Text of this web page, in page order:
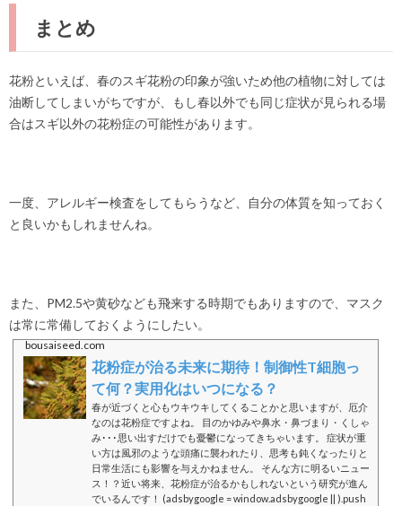
まとめ
花粉といえば、春のスギ花粉の印象が強いため他の植物に対しては
油断してしまいがちですが、もし春以外でも同じ症状が見られる場
合はスギ以外の花粉症の可能性があります。
一度、アレルギー検査をしてもらうなど、自分の体質を知っておく
と良いかもしれませんね。
また、PM2.5や黄砂なども飛来する時期でもありますので、マスク
は常に常備しておくようにしたい。
bousaiseed.com
花粉症が治る未来に期待！制御性T細胞っ
て何？実用化はいつになる？
春が近づくと心もウキウキしてくることかと思いますが、厄介
なのは花粉症ですよね。 目のかゆみや鼻水・鼻づまり・くしゃ
み･･･思い出すだけでも憂鬱になってきちゃいます。 症状が重
い方は風邪のような頭痛に襲われたり、思考も鈍くなったりと
日常生活にも影響を与えかねません。 そんな方に明るいニュー
ス！？近い将来、花粉症が治るかもしれないという研究が進ん
でいるんです！ (adsbygoogle = window.adsbygoogle || ).push